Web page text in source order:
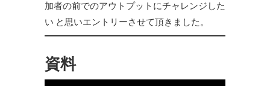
加者の前でのアウトプットにチャレンジした
い と思いエントリーさせて頂きました。
資料